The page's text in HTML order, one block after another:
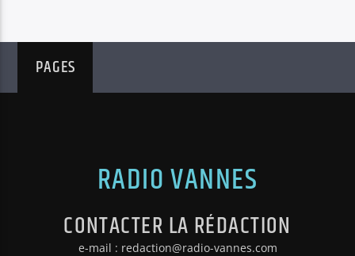
PAGES
RADIO VANNES
CONTACTER LA RÉDACTION
e-mail : redaction@radio-vannes.com